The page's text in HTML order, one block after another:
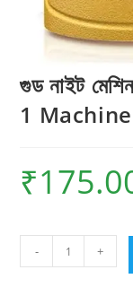
গুড নাইট
1
₹
নাইট
- +